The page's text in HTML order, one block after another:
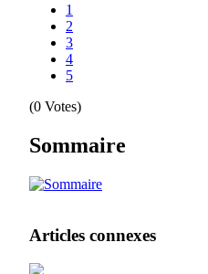
1
2
3
4
5
(0 Votes)
Sommaire
Articles connexes